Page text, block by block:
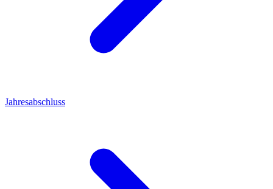
Jahresabschluss